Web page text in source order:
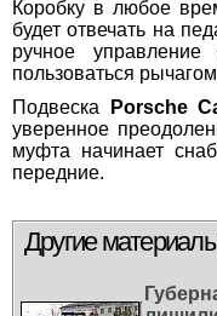
Коробку в любое
будет отвечать на
ручное
пользоваться
Подвеска
Porsche
уверенное
муфта начинает
передние.
Другие